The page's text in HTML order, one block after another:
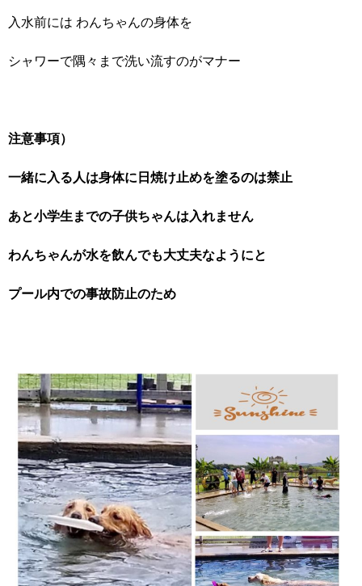
入水前には わんちゃんの身体を
シャワーで隅々まで洗い流すのがマナー
注意事項）
一緒に入る人は身体に日焼け止めを塗るのは禁止
あと小学生までの子供ちゃんは入れません
わんちゃんが水を飲んでも大丈夫なようにと
プール内での事故防止のため